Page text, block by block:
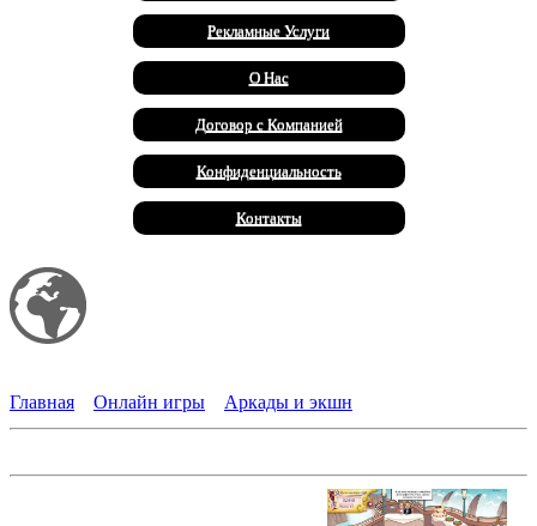
Рекламные Услуги
О Нас
Договор с Компанией
Конфиденциальность
Контакты
Главная
Онлайн игры Аркады и экшн